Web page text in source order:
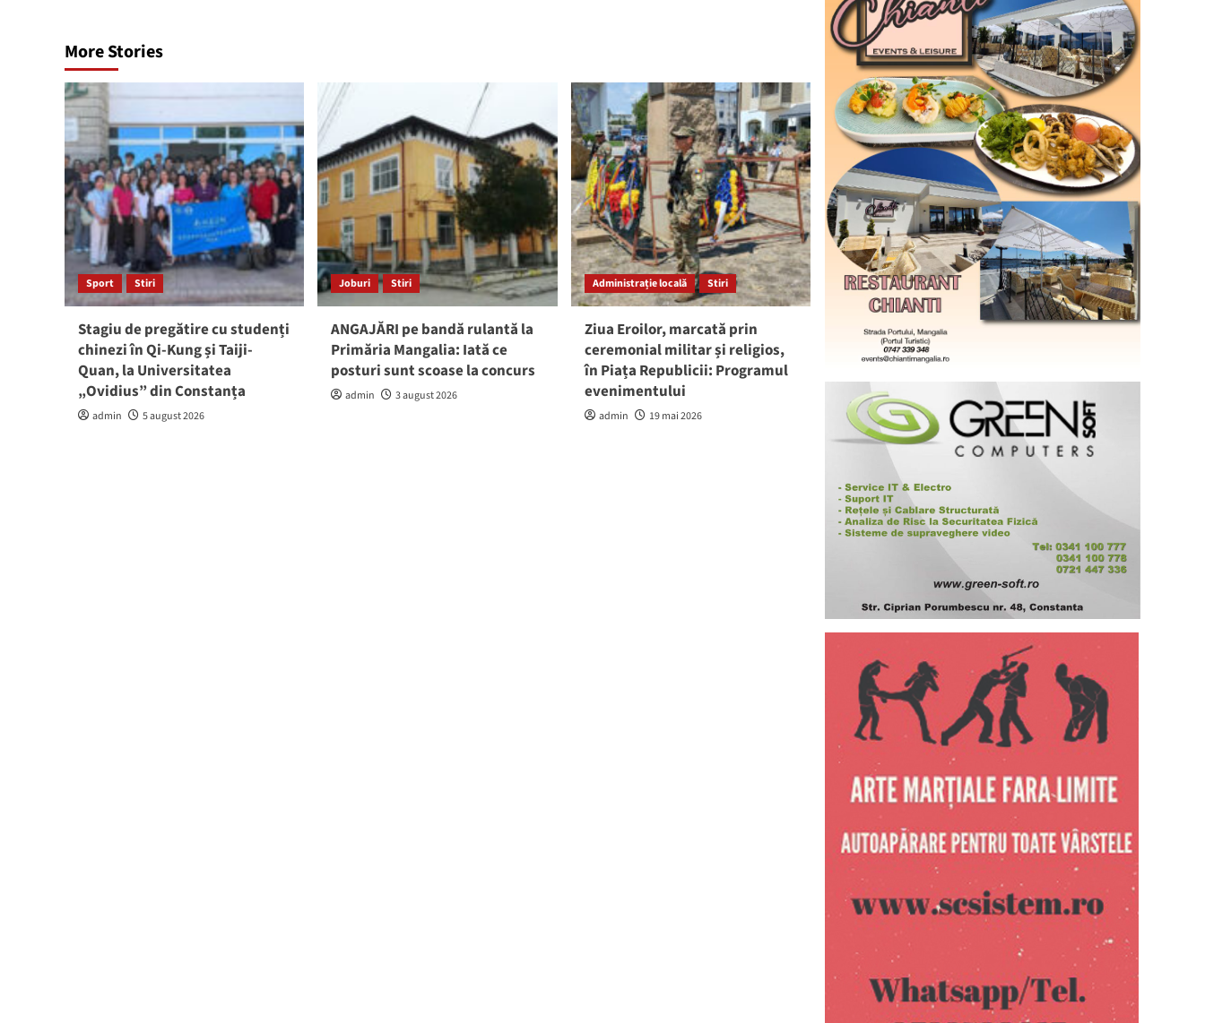
More Stories
Sport Stiri
Stagiu de pregătire cu studenți
chinezi în Qi-Kung și Taiji-
Quan, la Universitatea
„Ovidius” din Constanța
admin 5 august 2026
Joburi Stiri
ANGAJĂRI pe bandă rulantă la
Primăria Mangalia: Iată ce
posturi sunt scoase la concurs
admin 3 august 2026
Administrație locală Stiri
Ziua Eroilor, marcată prin
ceremonial militar și religios,
în Piața Republicii: Programul
evenimentului
admin 19 mai 2026